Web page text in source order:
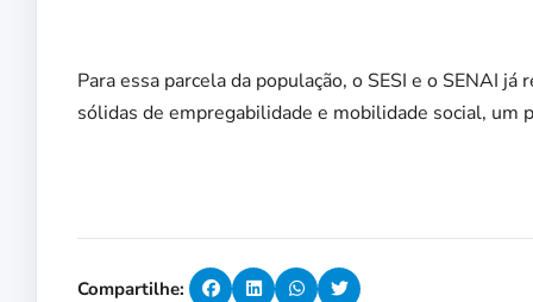
Para essa parcela da população, o SESI e o SENAI
sólidas de empregabilidade e mobilidade social, um
Compartilhe: